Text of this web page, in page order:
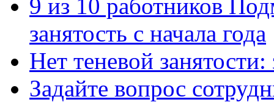
9 из 10 работников
занятость с начала года
Нет теневой
Задайте вопрос